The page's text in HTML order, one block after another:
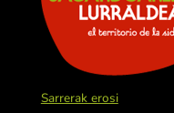
Sarrerak erosi